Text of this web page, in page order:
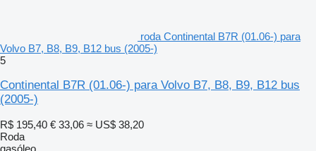
roda Continental B7R (01.06-) para
Volvo B7, B8, B9, B12 bus (2005-)
5
Continental B7R (01.06-) para Volvo B7, B8, B9, B12 bus
(2005-)
R$ 195,40 € 33,06 ≈ US$ 38,20
Roda
gasóleo